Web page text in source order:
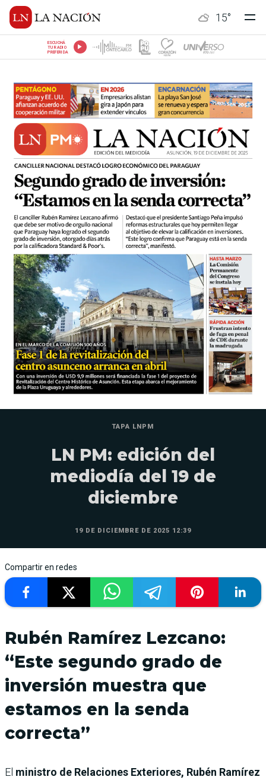
15°
ESCUCHÁ
TU RADIO
PREFERIDA
TAPA LNPM
LN PM: edición del
mediodía del 19 de
diciembre
19 DE DICIEMBRE DE 2025 12:39
Compartir en redes
Rubén Ramírez Lezcano:
“Este segundo grado de
inversión muestra que
estamos en la senda
correcta”
El ministro de Relaciones Exteriores, Rubén Ramírez